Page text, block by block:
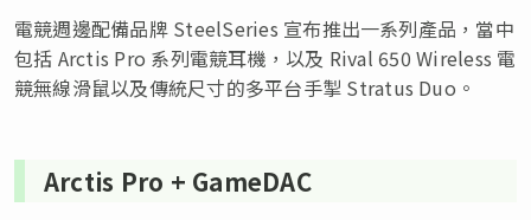
電競週邊配備品牌 SteelSeries 宣布推出一系列產品，當中
包括 Arctis Pro 系列電競耳機，以及 Rival 650 Wireless 電
競無線滑鼠以及傳統尺寸的多平台手掣 Stratus Duo。
Arctis Pro + GameDAC